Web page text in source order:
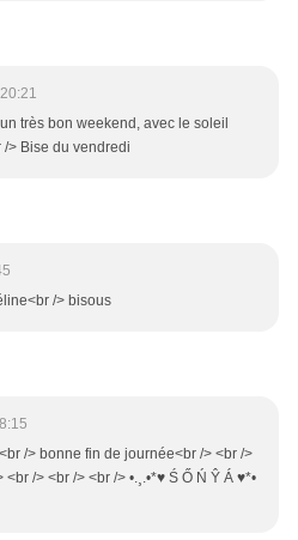
très bon weekend, avec le soleil
> Bise du vendredi
/> bisous
/> bonne fin de journée<br /> <br />
/> <br /> <br /> •.¸.•*♥ Ś Ő Ń Ŷ Á ♥*•